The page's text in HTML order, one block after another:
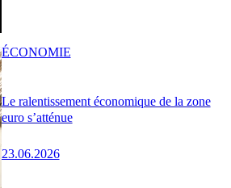
Le ralentissement économique de la zone
euro s’atténue
23.06.2026
ÉCONOMIE